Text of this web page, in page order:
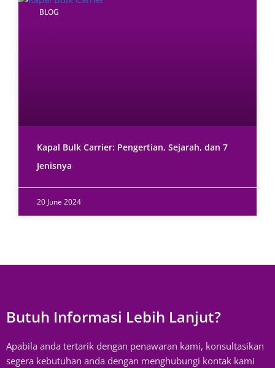
BLOG
Kapal Bulk Carrier: Pengertian, Sejarah, dan 7
Jenisnya
20 June 2024
Butuh Informasi Lebih Lanjut?
Apabila anda tertarik dengan penawaran kami, konsultasikan
segera kebutuhan anda dengan menghubungi kontak kami